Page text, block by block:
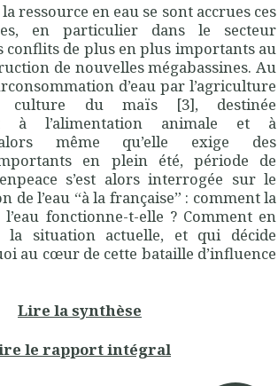
ressource en eau se sont accrues ces
en particulier dans le secteur
conflits de plus en plus importants au
de nouvelles mégabassines. Au
d’eau par l’agriculture
du maïs [3], destinée
à l’alimentation animale et à
même qu’elle exige des
en plein été, période de
s’est alors interrogée sur le
de l’eau “à la française” : comment la
fonctionne-t-elle ? Comment en
situation actuelle, et qui décide
au cœur de cette bataille d’influence
Lire la synthèse
le rapport intégral